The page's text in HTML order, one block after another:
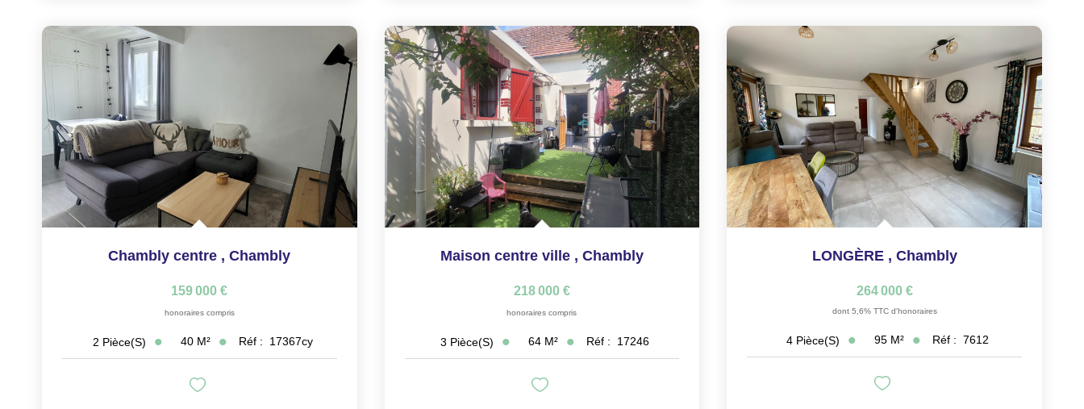
Chambly centre ,Chambly
159 000 €
honoraires compris
2 Pièce(s) 40 M² Réf : 17367cy
Maison centre ville , Chambly
218 000 €
honoraires compris
3 Pièce(s) 64 M² Réf : 17246
LONGÈRE , Chambly
264 000 €
dont 5,6% TTC d'honoraires
4 Pièce(s) 95 M² Réf : 7612